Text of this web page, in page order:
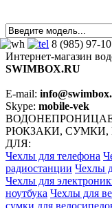
8 (985) 97-
Интернет-магазин
SWIMBOX.RU
E-mail:
Skype: mobile-vek
РЮКЗАКИ,
ДЛЯ:
Чехлы для телефона
радиостанции Чехлы
Чехлы для
ноутбука Чехлы для
сумки для